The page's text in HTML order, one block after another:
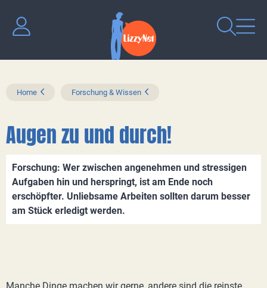
Home Forschung & Wissen
Augen zu und durch!
Forschung: Wer zwischen angenehmen und stressigen
Aufgaben hin und herspringt, ist am Ende noch
erschöpfter. Unliebsame Arbeiten sollten darum besser
am Stück erledigt werden.